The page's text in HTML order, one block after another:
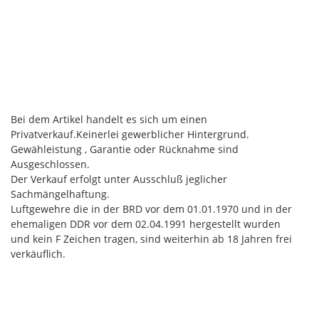
Bei dem Artikel handelt es sich um einen
Privatverkauf.Keinerlei gewerblicher Hintergrund.
Gewähleistung , Garantie oder Rücknahme sind
Ausgeschlossen.
Der Verkauf erfolgt unter Ausschluß jeglicher
Sachmängelhaftung.
Luftgewehre die in der BRD vor dem 01.01.1970 und in der
ehemaligen DDR vor dem 02.04.1991 hergestellt wurden
und kein F Zeichen tragen, sind weiterhin ab 18 Jahren frei
verkäuflich.